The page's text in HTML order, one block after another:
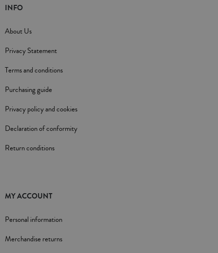
INFO
About Us
Privacy Statement
Terms and conditions
Purchasing guide
Privacy policy and cookies
Declaration of conformity
Return conditions
MY ACCOUNT
Personal information
Merchandise returns